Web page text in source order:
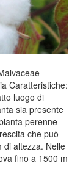
Caratteristiche:
luogo di
sia presente
perenne
che può
di altezza. Nelle
fino a 1500 m